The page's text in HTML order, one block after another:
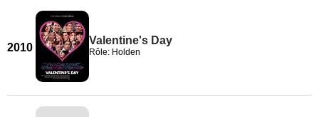
2010
Valentine's Day
Rôle: Holden